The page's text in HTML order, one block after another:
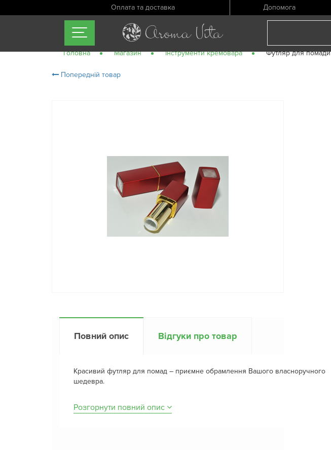
Оплата та доставка Допомога
Головна Магазин Інструменти кремовара Футляр для помади
Попередній товар
Повний опис Відгуки про товар
Красивий футляр для помад – приємне обрамлення Вашого власноручного
шедевра.
Розгорнути повний опис